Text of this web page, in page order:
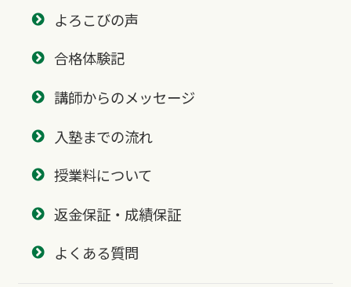
よろこびの声
合格体験記
講師からのメッセージ
入塾までの流れ
授業料について
返金保証・成績保証
よくある質問